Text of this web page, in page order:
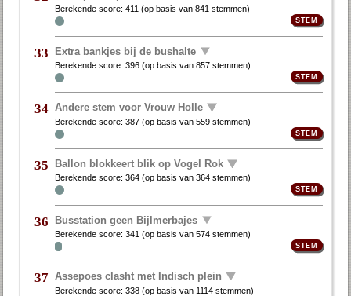
Berekende score:411 (op basis van841 stemmen)
33 Extra bankjes bij de bushalte
Berekende score:396 (op basis van857 stemmen)
34 Andere stem voor Vrouw Holle
Berekende score:387 (op basis van559 stemmen)
35 Ballon blokkeert blik op Vogel Rok
Berekende score:364 (op basis van364 stemmen)
36 Busstation geen Bijlmerbajes
Berekende score:341 (op basis van574 stemmen)
37 Assepoes clasht met Indisch plein
Berekende score:338 (op basis van 1114 stemmen)